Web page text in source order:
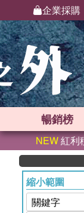
企業採購
暢銷榜
NEW紅利
縮小範圍